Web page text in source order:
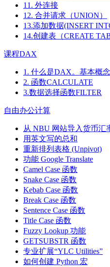
11. 外连接
12. 合并请求（UNION）
13.添加数据(INSERT
14.创建表（CREATE
课程DAX
1. 什么是DAX。基本概念
2. 函数CALCULATE
3.数据选择函数FILTER
自由办公计算
从 NBU 网站导入货币汇
用英文写的总和
重新排列表格 (Unpivot)
功能 Google Translate
Camel Case 函数
Snake Case 函数
Kebab Case 函数
Break Case 函数
Sentence Case 函数
Title Case 函数
Fuzzy Lookup 功能
GETSUBSTR 函数
专业扩展“YLC Utilities”
如何创建 Python 宏